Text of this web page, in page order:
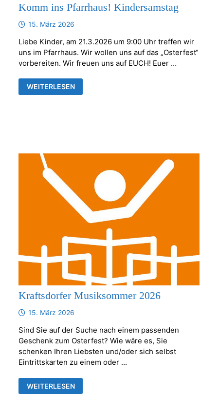
Komm ins Pfarrhaus! Kindersamstag
15. März 2026
Liebe Kinder, am 21.3.2026 um 9:00 Uhr treffen wir
uns im Pfarrhaus. Wir wollen uns auf das „Osterfest“
vorbereiten. Wir freuen uns auf EUCH! Euer …
KOMM
INS
WEITERLESEN
Kraftsdorfer Musiksommer 2026
15. März 2026
Sind Sie auf der Suche nach einem passenden
Geschenk zum Osterfest? Wie wäre es, Sie
schenken Ihren Liebsten und/oder sich selbst
Eintrittskarten zu einem oder …
KRAFTSDORFER
MUSIKSOMMER
WEITERLESEN